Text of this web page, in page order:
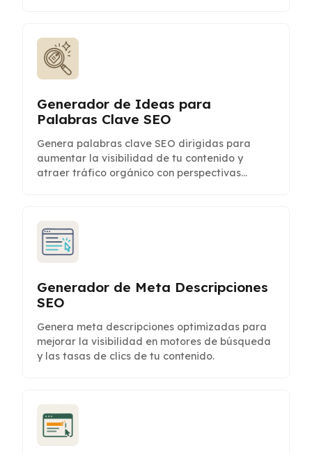
Generador de Ideas para
Palabras Clave SEO
Genera palabras clave SEO dirigidas para
aumentar la visibilidad de tu contenido y
atraer tráfico orgánico con perspectivas
Generador de Meta Descripciones
SEO
Genera meta descripciones optimizadas para
mejorar la visibilidad en motores de búsqueda
y las tasas de clics de tu contenido.